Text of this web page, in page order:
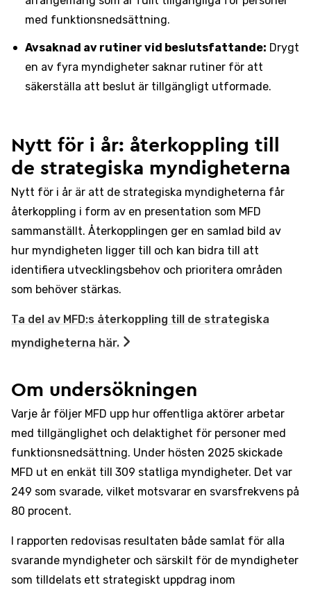
med funktionsnedsättning.
Avsaknad av rutiner vid beslutsfattande: Drygt
en av fyra myndigheter saknar rutiner för att
säkerställa att beslut är tillgängligt utformade.
Nytt för i år: återkoppling till
de strategiska myndigheterna
Nytt för i år är att de strategiska myndigheterna får
återkoppling i form av en presentation som MFD
sammanställt. Återkopplingen ger en samlad bild av
hur myndigheten ligger till och kan bidra till att
identifiera utvecklingsbehov och prioritera områden
som behöver stärkas.
Ta del av MFD:s återkoppling till de strategiska
myndigheterna här.
Om undersökningen
Varje år följer MFD upp hur offentliga aktörer arbetar
med tillgänglighet och delaktighet för personer med
funktionsnedsättning. Under hösten 2025 skickade
MFD ut en enkät till 309 statliga myndigheter. Det var
249 som svarade, vilket motsvarar en svarsfrekvens på
80 procent.
I rapporten redovisas resultaten både samlat för alla
svarande myndigheter och särskilt för de myndigheter
som tilldelats ett strategiskt uppdrag inom